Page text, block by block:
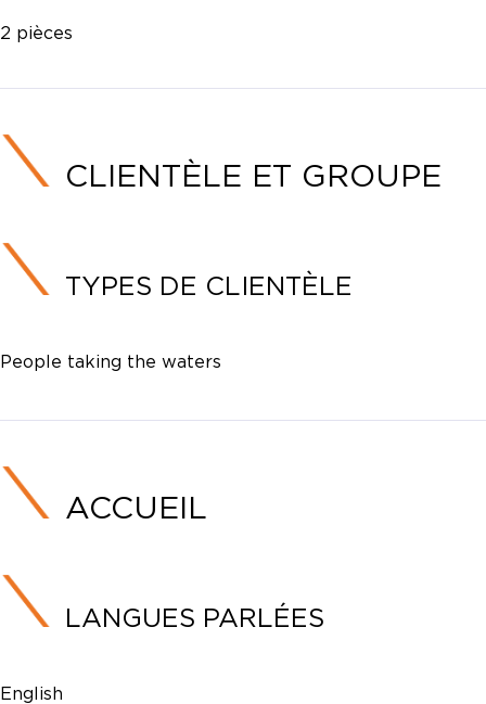
2 pièces
CLIENTÈLE ET GROUPE
TYPES DE CLIENTÈLE
People taking the waters
ACCUEIL
LANGUES PARLÉES
English